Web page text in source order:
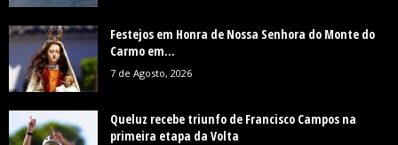
Festejos em Honra de Nossa Senhora do Monte do
Carmo em...
7 de Agosto, 2026
Queluz recebe triunfo de Francisco Campos na
primeira etapa da Volta